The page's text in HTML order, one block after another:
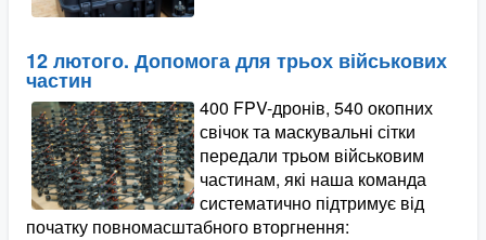
12 лютого. Допомога для трьох військових
частин
400 FPV-дронів, 540 окопних
свічок та маскувальні сітки
передали трьом військовим
частинам, які наша команда
систематично підтримує від
початку повномасштабного вторгнення: